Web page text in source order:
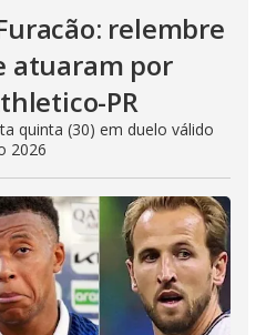
relembre
atuaram por
PR
quinta (30) em duelo válido
2026